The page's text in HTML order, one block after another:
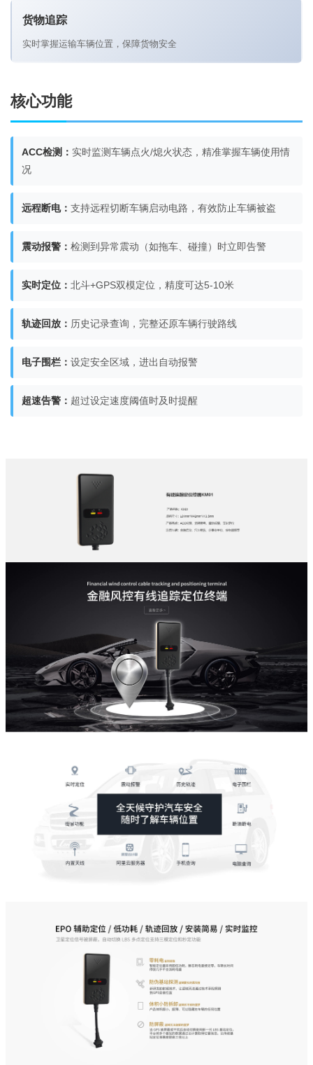
货物追踪
实时掌握运输车辆位置，保障货物安全
核心功能
ACC检测： 实时监测车辆点火/熄火状态，精准掌握车辆使用情
况
远程断电： 支持远程切断车辆启动电路，有效防止车辆被盗
震动报警： 检测到异常震动（如拖车、碰撞）时立即告警
实时定位： 北斗+GPS双模定位，精度可达5-10米
轨迹回放： 历史记录查询，完整还原车辆行驶路线
电子围栏： 设定安全区域，进出自动报警
超速告警： 超过设定速度阈值时及时提醒